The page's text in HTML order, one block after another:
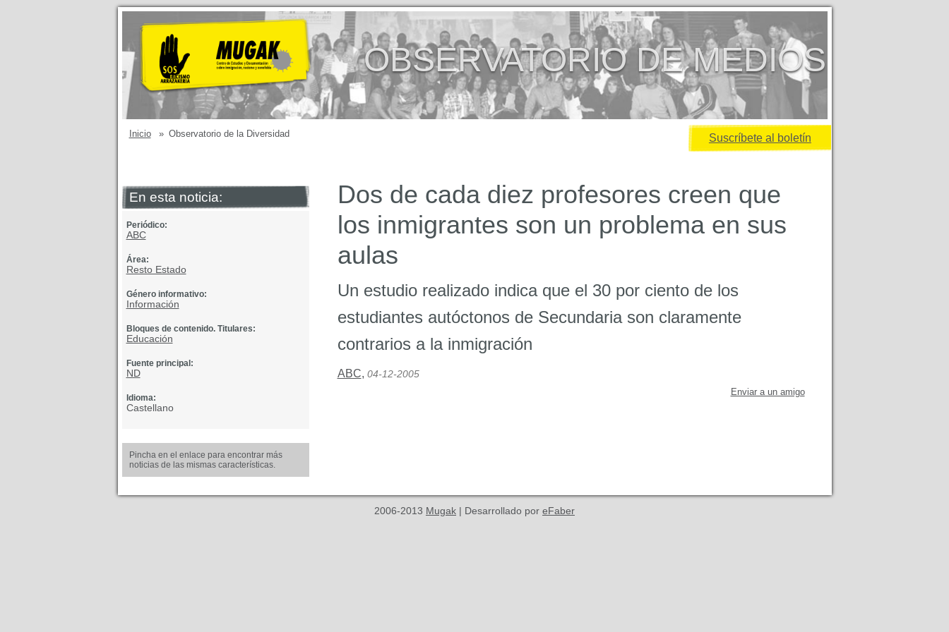
OBSERVATORIO DE MEDIOS
Inicio » Observatorio de la Diversidad Suscríbete al boletín
En esta noticia:
Periódico:
ABC
Área:
Resto Estado
Género informativo:
Información
Bloques de contenido. Titulares:
Educación
Fuente principal:
ND
Idioma:
Castellano
Pincha en el enlace para encontrar más
noticias de las mismas características.
Dos de cada diez profesores creen que
los inmigrantes son un problema en sus
aulas
Un estudio realizado indica que el 30 por ciento de los
estudiantes autóctonos de Secundaria son claramente
contrarios a la inmigración
ABC, 04-12-2005
Enviar a un amigo
2006-2013 Mugak | Desarrollado por eFaber